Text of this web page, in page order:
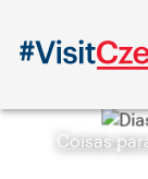
Coisas